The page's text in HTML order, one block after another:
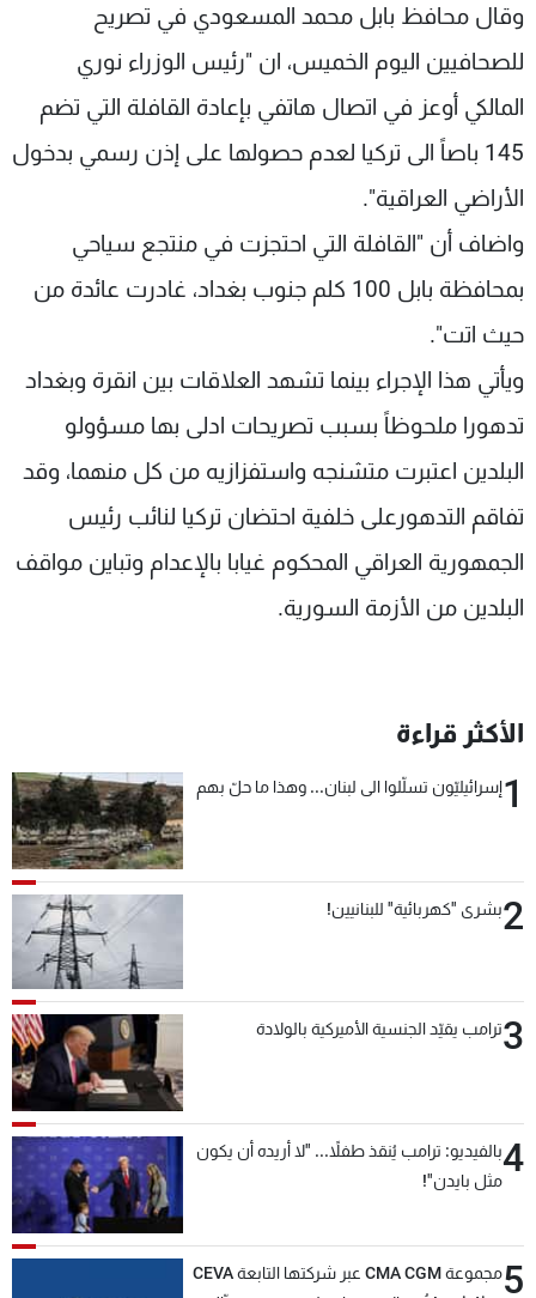
وقال محافظ بابل محمد المسعودي في تصريح
للصحافيين اليوم الخميس، ان "رئيس الوزراء نوري
المالكي أوعز في اتصال هاتفي بإعادة القافلة التي تضم
145 باصاً الى تركيا لعدم حصولها على إذن رسمي بدخول
الأراضي العراقية".
واضاف أن "القافلة التي احتجزت في منتجع سياحي
بمحافظة بابل 100 كلم جنوب بغداد، غادرت عائدة من
حيث اتت".
ويأتي هذا الإجراء بينما تشهد العلاقات بين انقرة وبغداد
تدهورا ملحوظاً بسبب تصريحات ادلى بها مسؤولو
البلدين اعتبرت متشنجه واستفزازيه من كل منهما، وقد
تفاقم التدهورعلى خلفية احتضان تركيا لنائب رئيس
الجمهورية العراقي المحكوم غيابا بالإعدام وتباين مواقف
البلدين من الأزمة السورية.
الأكثر قراءة
1إسرائيليّون تسلّلوا الى لبنان... وهذا ما حلّ بهم
2بشرى "كهربائية" للبنانيين!
3ترامب يقيّد الجنسية الأميركية بالولادة
4بالفيديو: ترامب يُنقذ طفلاً... "لا أريده أن يكون
مثل بايدن"!
5
مجموعة CMA CGM عبر شركتها التابعة CEVA